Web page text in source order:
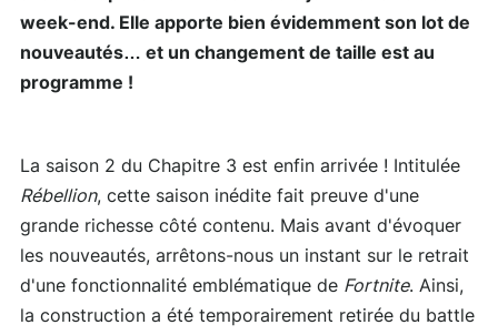
week-end. Elle apporte bien évidemment son lot de
nouveautés… et un changement de taille est au
programme !
La saison 2 du Chapitre 3 est enfin arrivée ! Intitulée
Rébellion, cette saison inédite fait preuve d'une
grande richesse côté contenu. Mais avant d'évoquer
les nouveautés, arrêtons-nous un instant sur le retrait
d'une fonctionnalité emblématique de Fortnite. Ainsi,
la construction a été temporairement retirée du battle